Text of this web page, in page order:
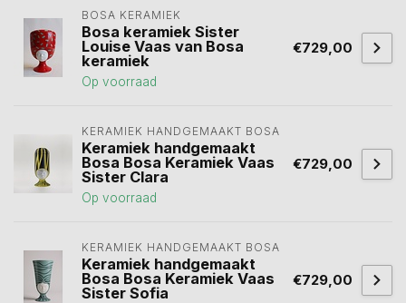
BOSA KERAMIEK
Bosa keramiek Sister
Louise Vaas van Bosa
keramiek
Op voorraad
€729,00
KERAMIEK HANDGEMAAKT BOSA
Keramiek handgemaakt
Bosa Bosa Keramiek Vaas
Sister Clara
Op voorraad
€729,00
KERAMIEK HANDGEMAAKT BOSA
Keramiek handgemaakt
Bosa Bosa Keramiek Vaas
Sister Sofia
€729,00